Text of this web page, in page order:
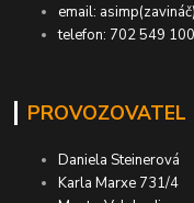
email:
telefon: 702 549 100
PROVOZOVATEL
Daniela Steinerová
Karla Marxe 731/4